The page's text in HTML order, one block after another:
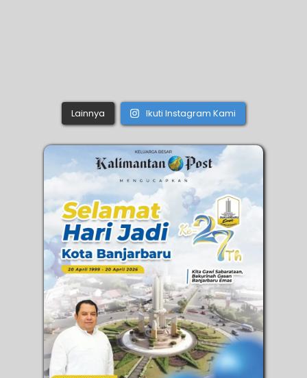
Lainnya Ikuti Instagram Kami